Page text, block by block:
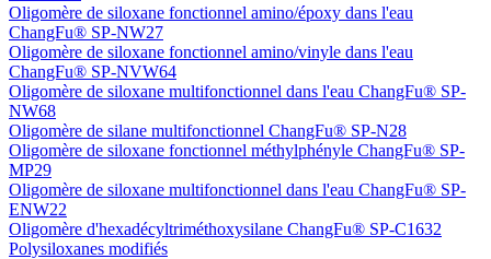
Oligomère de siloxane fonctionnel amino/époxy dans l'eau
ChangFu® SP-NW27
Oligomère de siloxane fonctionnel amino/vinyle dans l'eau
ChangFu® SP-NVW64
Oligomère de siloxane multifonctionnel dans l'eau ChangFu® SP-
NW68
Oligomère de silane multifonctionnel ChangFu® SP-N28
Oligomère de siloxane fonctionnel méthylphényle ChangFu® SP-
MP29
Oligomère de siloxane multifonctionnel dans l'eau ChangFu® SP-
ENW22
Oligomère d'hexadécyltriméthoxysilane ChangFu® SP-C1632
Polysiloxanes modifiés